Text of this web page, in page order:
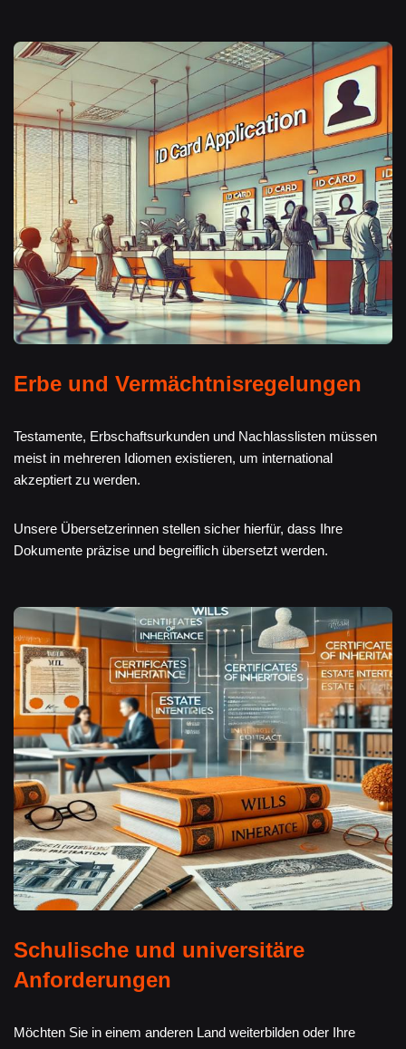
Erbe und Vermächtnisregelungen
Testamente, Erbschaftsurkunden und Nachlasslisten müssen
meist in mehreren Idiomen existieren, um international
akzeptiert zu werden.
Unsere Übersetzerinnen stellen sicher hierfür, dass Ihre
Dokumente präzise und begreiflich übersetzt werden.
Schulische und universitäre
Anforderungen
Möchten Sie in einem anderen Land weiterbilden oder Ihre